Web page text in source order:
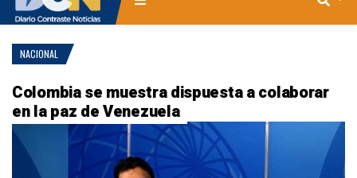
NACIONAL
Colombia se muestra dispuesta a colaborar
en la paz de Venezuela